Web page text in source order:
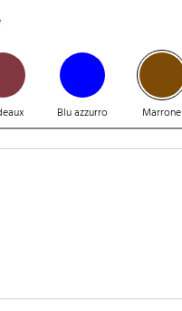
Blu azzurro Marrone